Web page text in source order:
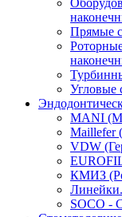
Прямые
Угловые
MANI
Maillefer
VDW
КМИЗ
SOCO -